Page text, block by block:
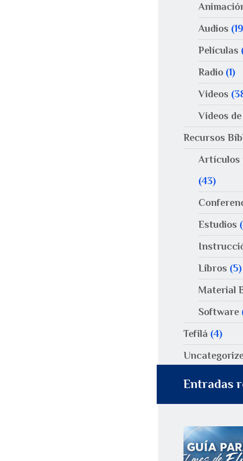
Audios
Películas
Radio (1)
Videos
Videos
Recursos
Artículos
(43)
Estudios
Libros (5)
Material
Software
Tefilá (4)
Entradas